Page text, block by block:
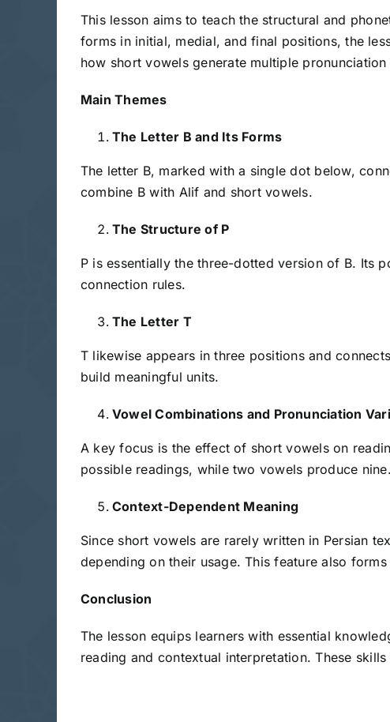
This lesson aims to teach the structural and
forms in initial, medial, and final positions, the
how short vowels generate multiple pronunciation
Main Themes
The Letter B and Its Forms
The letter B, marked with a single dot below,
combine B with Alif and short vowels.
The Structure of P
P is essentially the three-dotted version of B. Its
connection rules.
The Letter T
T likewise appears in three positions and
build meaningful units.
Vowel Combinations and Pronunciation
A key focus is the effect of short vowels on
possible readings, while two vowels produce
Context-Dependent Meaning
Since short vowels are rarely written in Persian
depending on their usage. This feature also
Conclusion
The lesson equips learners with essential
reading and contextual interpretation. These